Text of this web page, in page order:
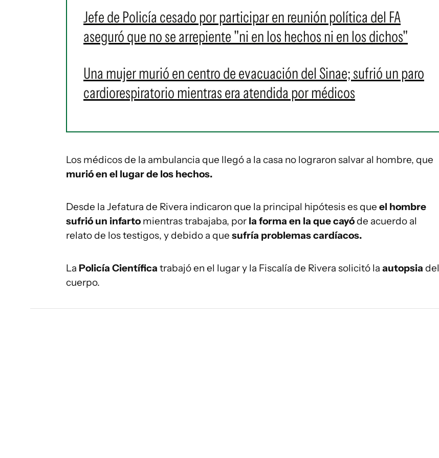
Jefe de Policía cesado por participar en reunión política del FA
aseguró que no se arrepiente "ni en los hechos ni en los dichos"
Una mujer murió en centro de evacuación del Sinae; sufrió un paro
cardiorespiratorio mientras era atendida por médicos
Los médicos de la ambulancia que llegó a la casa no lograron salvar al hombre, que
murió en el lugar de los hechos.
Desde la Jefatura de Rivera indicaron que la principal hipótesis es que el hombre
sufrió un infarto mientras trabajaba, por la forma en la que cayóde acuerdo al
relato de los testigos, y debido a que sufría problemas cardíacos.
La Policía Científica trabajó en el lugar y la Fiscalía de Rivera solicitó la autopsia del
cuerpo.